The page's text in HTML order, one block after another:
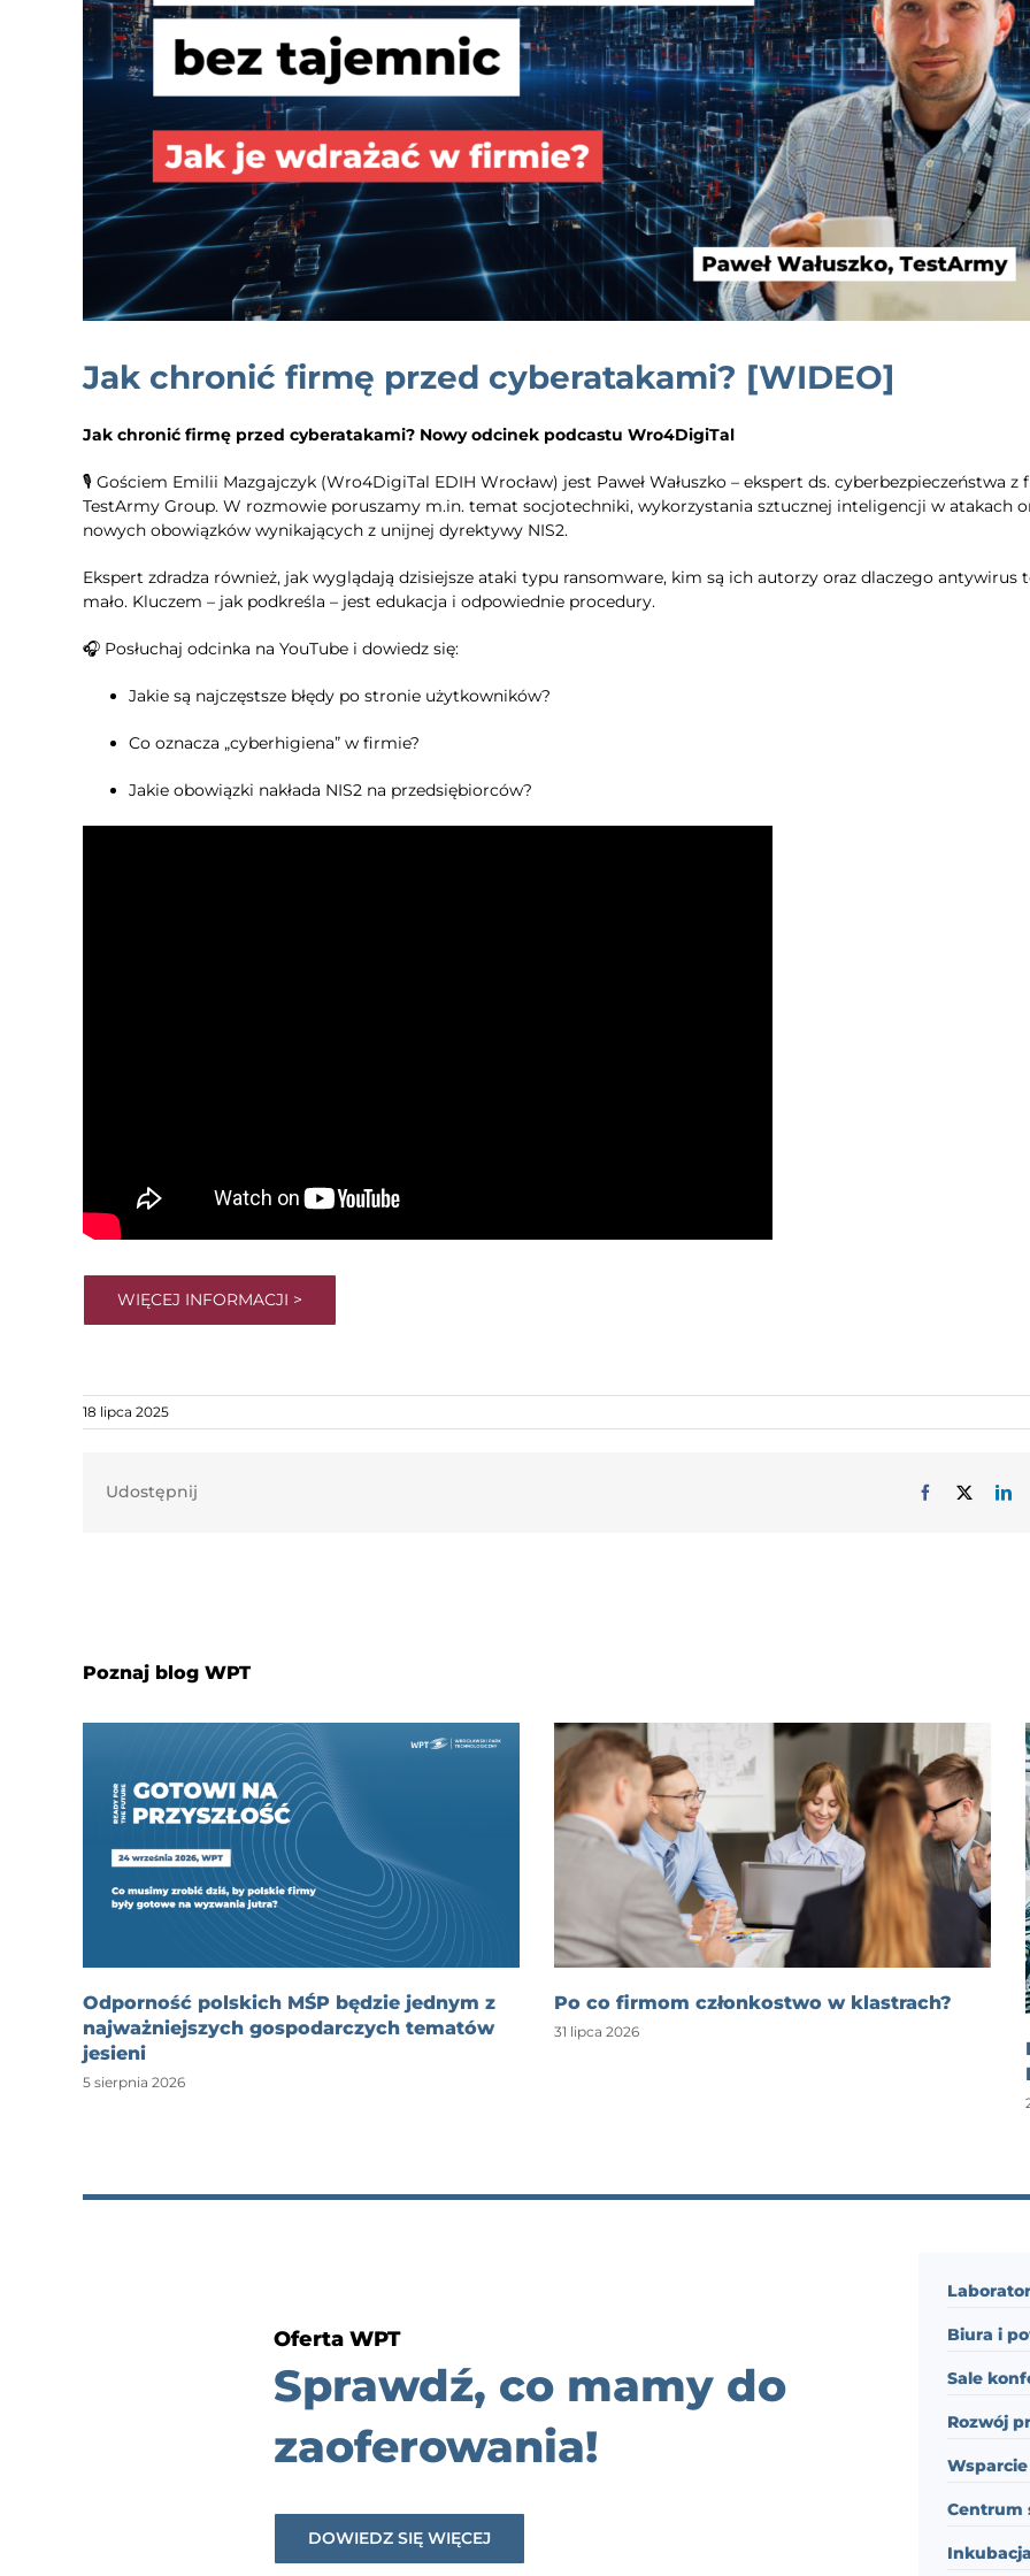
Jak chronić firmę przed cyberatakami? [WIDEO]
Jak chronić firmę przed cyberatakami? Nowy odcinek podcastu Wro4DigiTal
🎙️ Gościem Emilii Mazgajczyk (Wro4DigiTal EDIH Wrocław) jest Paweł Wałuszko – ekspert ds. cyberbezpieczeństwa z
TestArmy Group. W rozmowie poruszamy m.in. temat socjotechniki, wykorzystania sztucznej inteligencji w atakach
nowych obowiązków wynikających z unijnej dyrektywy NIS2.
Ekspert zdradza również, jak wyglądają dzisiejsze ataki typu ransomware, kim są ich autorzy oraz dlaczego antywirus
mało. Kluczem – jak podkreśla – jest edukacja i odpowiednie procedury.
🎧 Posłuchaj odcinka na YouTube i dowiedz się:
Jakie są najczęstsze błędy po stronie użytkowników?
Co oznacza „cyberhigiena” w firmie?
Jakie obowiązki nakłada NIS2 na przedsiębiorców?
WIĘCEJ INFORMACJI >
18 lipca 2025
Udostępnij
Poznaj blog WPT
Odporność polskich MŚP będzie jednym z
najważniejszych gospodarczych tematów
jesieni
5 sierpnia 2026
Po co firmom członkostwo w klastrach?
31 lipca 2026
Oferta WPT
Sprawdź, co mamy do
zaoferowania!
DOWIEDZ SIĘ WIĘCEJ
Biura i
Sale
Rozwój
Centrum